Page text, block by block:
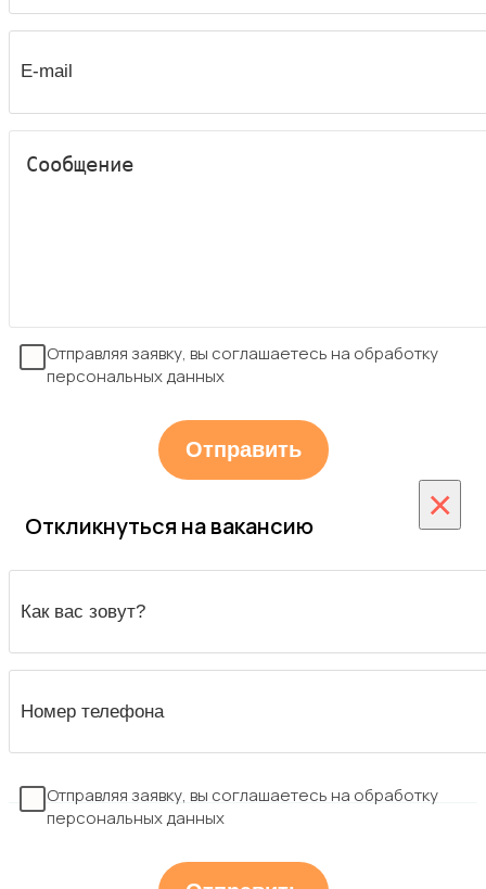
Отправляя заявку, вы соглашаетесь на обработку
персональных данных
×
Откликнуться на вакансию
Отправляя заявку, вы соглашаетесь на обработку
персональных данных